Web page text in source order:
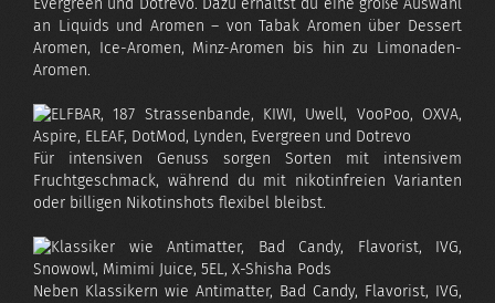
Evergreen und Dotrevo. Dazu erhältst du eine große Auswahl
an Liquids und Aromen – von Tabak Aromen über Dessert
Aromen, Ice-Aromen, Minz-Aromen bis hin zu Limonaden-
Aromen.
Für intensiven Genuss sorgen Sorten mit intensivem
Fruchtgeschmack, während du mit nikotinfreien Varianten
oder billigen Nikotinshots flexibel bleibst.
Neben Klassikern wie Antimatter, Bad Candy, Flavorist, IVG,